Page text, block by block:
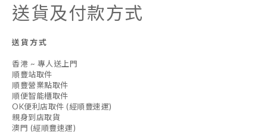
送貨及付款方式
送貨方式
香港 ~ 專人送上門
順豐站取件
順豐營業點取件
順便智能櫃取件
OK便利店取件 (經順豐速運)
親身到店取貨
澳門 (經順豐速運)